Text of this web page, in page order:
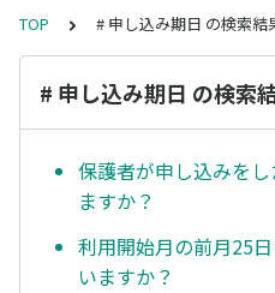
TOP # 申し込み期日 の検索結
# 申し込み期日 の検索
保護者が申し込みを
ますか？
利用開始月の前月25
いますか？